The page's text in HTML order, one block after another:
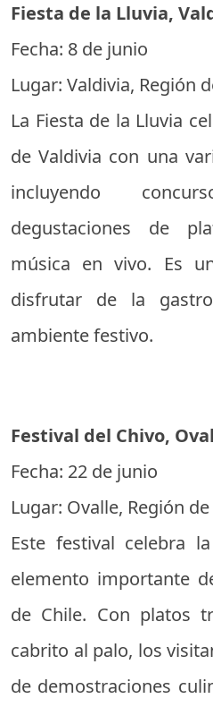
Fiesta de la Lluvia,
Fecha: 8 de junio
Lugar: Valdivia, Región
La Fiesta de la Lluvia
de Valdivia con una
incluyendo
degustaciones de
música en vivo. Es
disfrutar de la
ambiente festivo.
Festival del Chivo,
Fecha: 22 de junio
Lugar: Ovalle, Región
Este festival celebra
elemento importante
de Chile. Con platos
cabrito al palo, los
de demostraciones